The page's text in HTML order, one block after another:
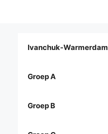
Ivanchuk-Warmerdam
Groep A
Groep B